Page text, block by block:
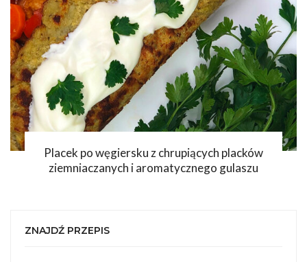
Placek po węgiersku z chrupiących placków
ziemniaczanych i aromatycznego gulaszu
ZNAJDŹ PRZEPIS